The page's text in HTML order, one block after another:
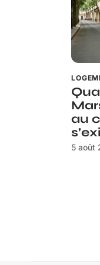
au
5 août